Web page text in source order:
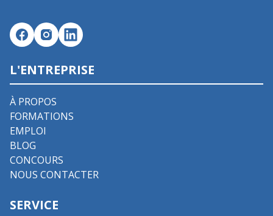
L'ENTREPRISE
À PROPOS
FORMATIONS
EMPLOI
BLOG
CONCOURS
NOUS CONTACTER
SERVICE